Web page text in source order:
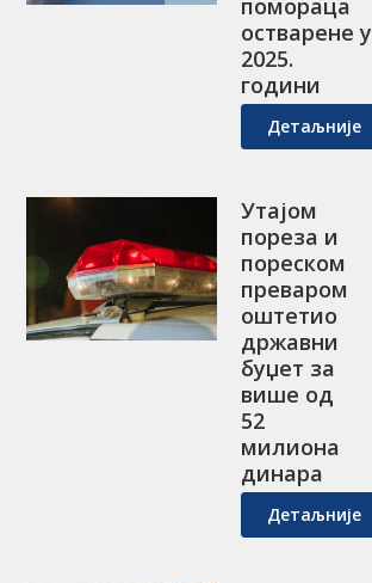
помораца
остварене у
2025.
години
Детаљније
Утајом
пореза и
пореском
преваром
оштетио
државни
буџет за
више од
52
милиона
динара
Детаљније